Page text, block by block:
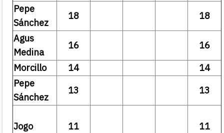
Pepe
Sánchez
18
18
Agus
Medina
16
16
Morcillo
14
14
Pepe
Sánchez
13 13
Jogo 11 11